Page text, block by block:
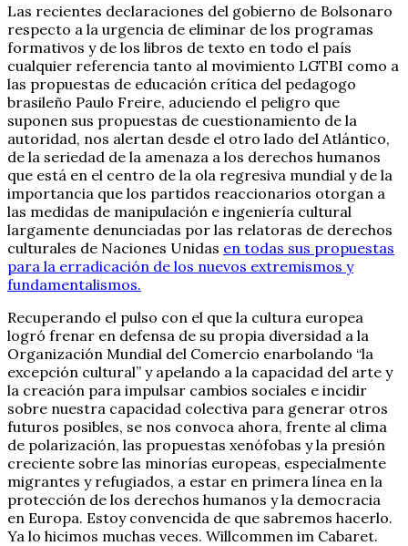
Las recientes declaraciones del gobierno de Bolsonaro
respecto a la urgencia de eliminar de los programas
formativos y de los libros de texto en todo el país
cualquier referencia tanto al movimiento LGTBI como a
las propuestas de educación crítica del pedagogo
brasileño Paulo Freire, aduciendo el peligro que
suponen sus propuestas de cuestionamiento de la
autoridad, nos alertan desde el otro lado del Atlántico,
de la seriedad de la amenaza a los derechos humanos
que está en el centro de la ola regresiva mundial y de la
importancia que los partidos reaccionarios otorgan a
las medidas de manipulación e ingeniería cultural
largamente denunciadas por las relatoras de derechos
culturales de Naciones Unidas en todas sus propuestas
para la erradicación de los nuevos extremismos y
fundamentalismos.
Recuperando el pulso con el que la cultura europea
logró frenar en defensa de su propia diversidad a la
Organización Mundial del Comercio enarbolando “la
excepción cultural” y apelando a la capacidad del arte y
la creación para impulsar cambios sociales e incidir
sobre nuestra capacidad colectiva para generar otros
futuros posibles, se nos convoca ahora, frente al clima
de polarización, las propuestas xenófobas y la presión
creciente sobre las minorías europeas, especialmente
migrantes y refugiados, a estar en primera línea en la
protección de los derechos humanos y la democracia
en Europa. Estoy convencida de que sabremos hacerlo.
Ya lo hicimos muchas veces. Willcommen im Cabaret.